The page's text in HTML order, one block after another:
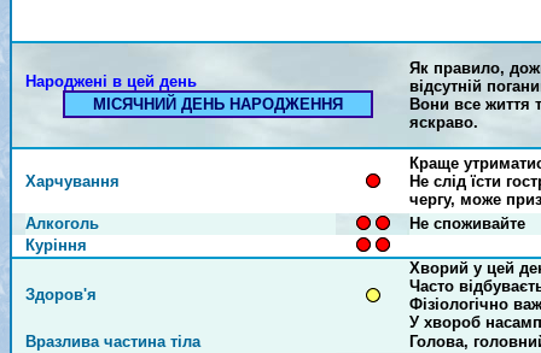
Народжені в цей день
МІСЯЧНИЙ ДЕНЬ НАРОДЖЕННЯ
Як правило,
відсутній
Вони все життя
яскраво.
Харчування
Краще
Не слід їсти
чергу, може
Алкоголь
Не споживайте
Куріння
Здоров'я
Хворий у цей
Часто
Фізіологічно
У хвороб
Вразлива частина тіла
Голова,